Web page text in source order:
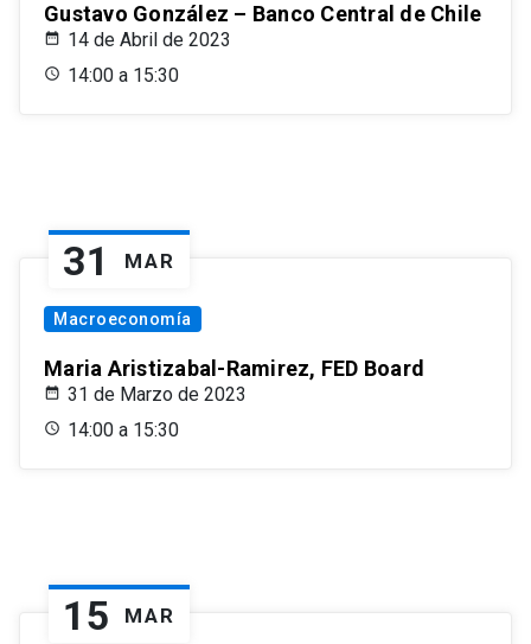
Gustavo González – Banco Central de Chile
14 de Abril de 2023
14:00 a 15:30
31 MAR
Macroeconomía
Maria Aristizabal-Ramirez, FED Board
31 de Marzo de 2023
14:00 a 15:30
15 MAR